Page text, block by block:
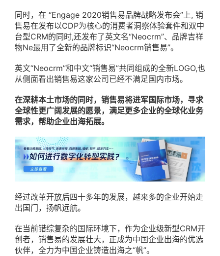
同时，在 “Engage 2020销售易品牌战略发布会”上, 销
售易在发布以CDP为核心的消费者洞察体验套件和双中
台型CRM的同时,还发布了英文名“Neocrm”、品牌吉祥
物Ne最用了全新的品牌标识“Neocrm销售易”。
英文“Neocrm”和中文“销售易”共同组成的全新LOGO,也
从侧面看出销售易这家公司已经不满足国内市场。
在深耕本土市场的同时，销售易将进军国际市场，寻求
全球性更广阔发展的愿景， 满足更多企业的全球化业务
需求，帮助企业出海拓展。
经过改革开放后四十多年的发展，越来多的企业开始走
出国门，扬帆远航。
在当前错综复杂的国际环境下，作为企业级新型CRM开
创者，销售易的发展壮大，正成为中国企业出海的优选
伙伴，全力为中国企业铸造出海之“帆”。